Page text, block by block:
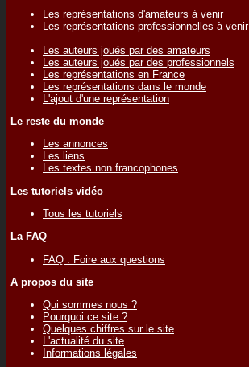
Les représentations d'amateurs à venir
Les représentations professionnelles à venir
Les auteurs joués par des amateurs
Les auteurs joués par des professionnels
Les représentations en France
Les représentations dans le monde
L'ajout d'une représentation
Le reste du monde
Les annonces
Les liens
Les textes non francophones
Les tutoriels vidéo
Tous les tutoriels
La FAQ
FAQ : Foire aux questions
A propos du site
Qui sommes nous ?
Pourquoi ce site ?
Quelques chiffres sur le site
L'actualité du site
Informations légales